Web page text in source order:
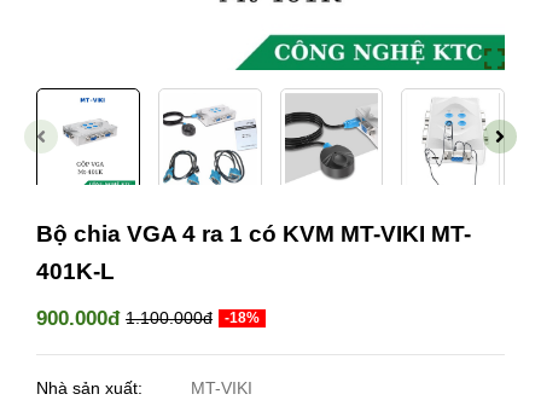
Bộ chia VGA 4 ra 1 có KVM MT-VIKI MT-
401K-L
900.000đ 1.100.000đ -18%
Nhà sản xuất: MT-VIKI